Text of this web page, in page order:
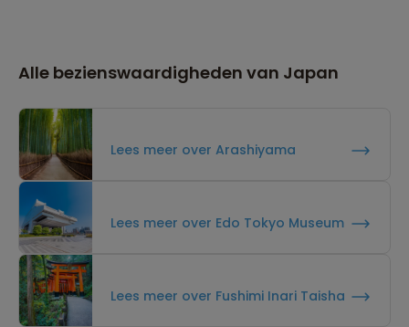
Alle bezienswaardigheden van Japan
Lees meer over Arashiyama
Lees meer over Edo Tokyo Museum
Lees meer over Fushimi Inari Taisha